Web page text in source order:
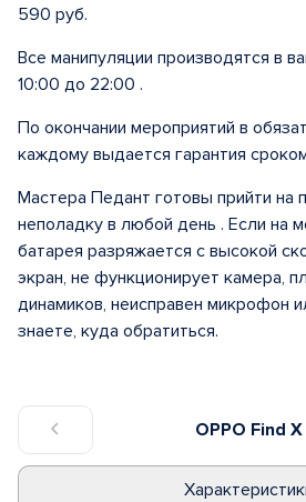
OPPO Find X
590 руб.
Все манипуляции производятся в
10:00 до 22:00 .
По окончании мероприятий в
каждому выдается гарантия
Мастера Педант готовы прийти на
неполадку в любой день . Если на
батарея разряжается с высокой
экран, не функционирует камера,
динамиков, неисправен микрофон
знаете, куда обратиться.